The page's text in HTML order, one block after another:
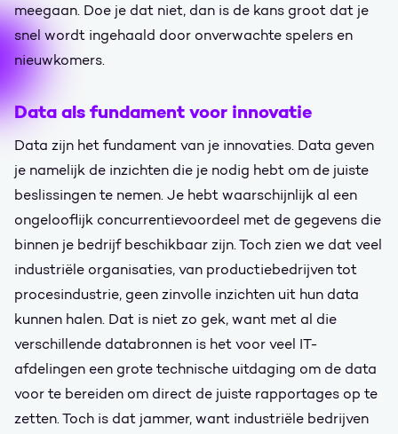
meegaan. Doe je dat niet, dan is de kans groot dat je
snel wordt ingehaald door onverwachte spelers en
nieuwkomers.
Data als fundament voor innovatie
Data zijn het fundament van je innovaties. Data geven
je namelijk de inzichten die je nodig hebt om de juiste
beslissingen te nemen. Je hebt waarschijnlijk al een
ongelooflijk concurrentievoordeel met de gegevens die
binnen je bedrijf beschikbaar zijn. Toch zien we dat veel
industriële organisaties, van productiebedrijven tot
procesindustrie, geen zinvolle inzichten uit hun data
kunnen halen. Dat is niet zo gek, want met al die
verschillende databronnen is het voor veel IT-
afdelingen een grote technische uitdaging om de data
voor te bereiden om direct de juiste rapportages op te
zetten. Toch is dat jammer, want industriële bedrijven